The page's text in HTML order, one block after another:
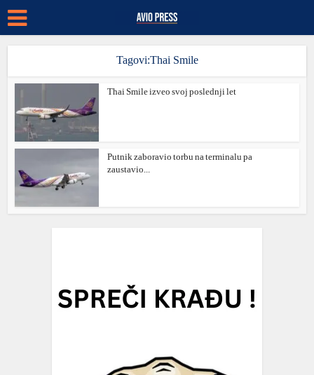
Tagovi:Thai Smile
Thai Smile izveo svoj poslednji let
Putnik zaboravio torbu na terminalu pa
zaustavio...